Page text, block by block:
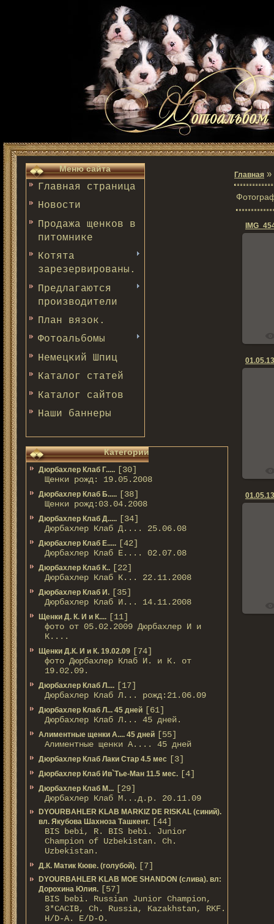
Меню сайта
Главная страница
Новости
Продажа щенков в
питомнике
Котята
зарезервированы.
Предлагаются
производители
План вязок.
Фотоальбомы
Немецкий Шпиц
Каталог статей
Каталог сайтов
Наши баннеры
Категории
Дюрбахлер Клаб Г..... [30]
Щенки рожд: 19.05.2008
Дюрбахлер Клаб Б..... [38]
Щенки рожд:03.04.2008
Дюрбахлер Клаб Д..... [34]
Дюрбахлер Клаб Д.... 25.06.08
Дюрбахлер Клаб Е..... [42]
Дюрбахлер Клаб Е.... 02.07.08
Дюрбахлер Клаб К.. [22]
Дюрбахлер Клаб К... 22.11.2008
Дюрбахлер Клаб И. [35]
Дюрбахлер Клаб И... 14.11.2008
Щенки Д. К. И и К.... [11]
фото от 05.02.2009 Дюрбахлер И и
К....
Щенки Д.К. И и К. 19.02.09 [74]
фото Дюрбахлер Клаб И. и К. от
19.02.09.
Дюрбахлер Клаб Л.... [17]
Дюрбахлер Клаб Л... рожд:21.06.09
Дюрбахлер Клаб Л... 45 дней [61]
Дюрбахлер Клаб Л... 45 дней.
Алиментные щенки А.... 45 дней [55]
Алиментные щенки А.... 45 дней
Дюрбахлер Клаб Лаки Стар 4.5 мес [3]
Дюрбахлер Клаб Ив`Тье-Ман 11.5 мес. [4]
Дюрбахлер Клаб М... [29]
Дюрбахлер Клаб М...д.р. 20.11.09
DYOURBAHLER KLAB MARKIZ DE RISKAL (синий).
вл. Якубова Шахноза Ташкент. [44]
BIS bebi, R. BIS bebi. Junior
Champion of Uzbekistan. Ch.
Uzbekistan.
Д.К. Матик Кюве. (голубой). [7]
DYOURBAHLER KLAB MOE SHANDON (слива). вл:
Дорохина Юлия. [57]
BIS bebi. Russian Junior Champion,
3*САСIB, Ch. Russia, Kazakhstan, RKF.
Н/D-A. E/D-O.
Главная »